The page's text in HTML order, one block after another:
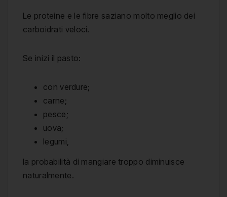
Le proteine e le fibre saziano molto meglio dei
carboidrati veloci.
Se inizi il pasto:
con verdure;
carne;
pesce;
uova;
legumi,
la probabilità di mangiare troppo diminuisce
naturalmente.